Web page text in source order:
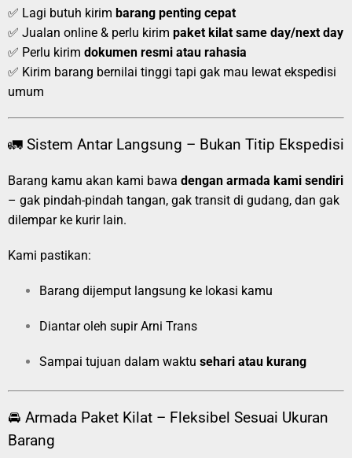
✅ Lagi butuh kirim barang penting cepat
✅ Jualan online & perlu kirim paket kilat same day/next day
✅ Perlu kirim dokumen resmi atau rahasia
✅ Kirim barang bernilai tinggi tapi gak mau lewat ekspedisi
umum
🚛 Sistem Antar Langsung – Bukan Titip Ekspedisi
Barang kamu akan kami bawa dengan armada kami sendiri
– gak pindah-pindah tangan, gak transit di gudang, dan gak
dilempar ke kurir lain.
Kami pastikan:
Barang dijemput langsung ke lokasi kamu
Diantar oleh supir Arni Trans
Sampai tujuan dalam waktu sehari atau kurang
🚘 Armada Paket Kilat – Fleksibel Sesuai Ukuran
Barang